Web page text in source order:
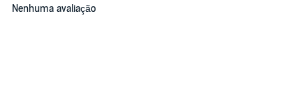
Nenhuma avaliação